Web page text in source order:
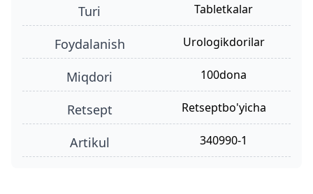
turi tabletkalar
foydalanish urologikdorilar
miqdori 100dona
retsept retseptbo'yicha
Artikul 340990-1